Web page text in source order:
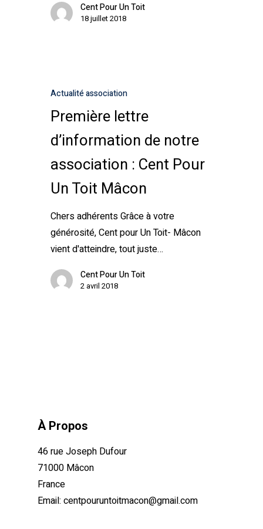
Cent Pour Un Toit
18 juillet 2018
Actualité association
Première lettre
d’information de notre
association : Cent Pour
Un Toit Mâcon
Chers adhérents Grâce à votre
générosité, Cent pour Un Toit- Mâcon
vient d'atteindre, tout juste…
Cent Pour Un Toit
2 avril 2018
À Propos
46 rue Joseph Dufour
71000 Mâcon
France
Email: centpouruntoitmacon@gmail.com